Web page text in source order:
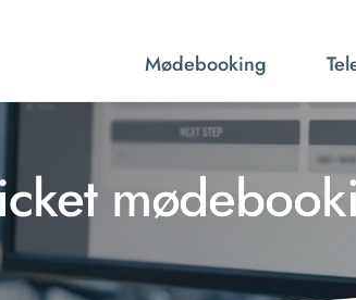
Mødebooking